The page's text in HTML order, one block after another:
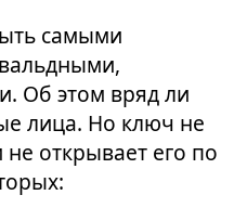
самыми
Об этом вряд ли
лица. Но ключ не
открывает его по